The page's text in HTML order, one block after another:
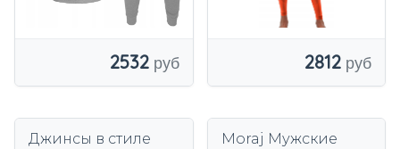
2532 2812
Джинсы в стиле
Moraj Мужские